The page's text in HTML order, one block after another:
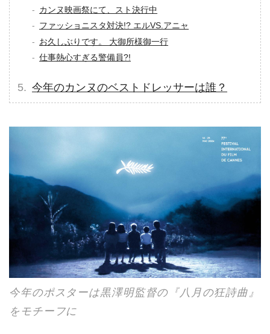
カンヌ映画祭にて、スト決行中
ファッショニスタ対決!? エルVS.アニャ
お久しぶりです。 大御所様御一行
仕事熱心すぎる警備員?!
今年のカンヌのベストドレッサーは誰？
今年のポスターは黒澤明監督の『八月の狂詩曲』
をモチーフに